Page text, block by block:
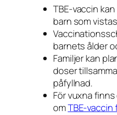
TBE-vaccin
barn som
barnets ålder
Familjer kan
doser
påfyllnad.
För vuxna
omTBE-vaccin